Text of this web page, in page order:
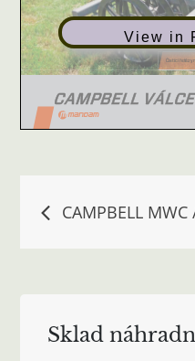
View in
Navigace
CAMPBELL
Sklad